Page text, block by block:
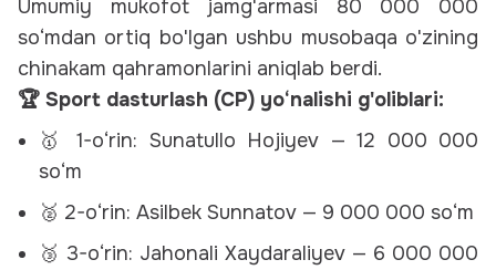
Umumiy mukofot jamg'armasi 80 000 000
so‘mdan ortiq bo'lgan ushbu musobaqa o'zining
chinakam qahramonlarini aniqlab berdi.
🏆 Sport dasturlash (CP) yo‘nalishi g'oliblari:
🥇 1-o‘rin: Sunatullo Hojiyev — 12 000 000
so‘m
🥈 2-o‘rin: Asilbek Sunnatov — 9 000 000 so‘m
🥉 3-o‘rin: Jahonali Xaydaraliyev — 6 000 000